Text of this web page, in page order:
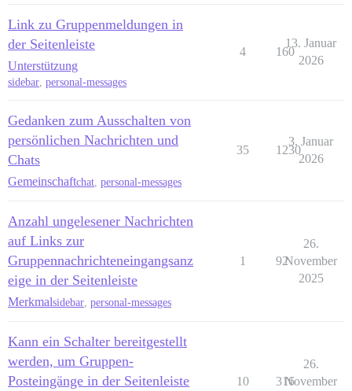
Link zu Gruppenmeldungen in
der Seitenleiste
Unterstützung
sidebar, personal-messages
4 160
13. Januar
2026
Gedanken zum Ausschalten von
persönlichen Nachrichten und
Chats
Gemeinschaftchat personal-messages
35 1230
3. Januar
2026
Anzahl ungelesener Nachrichten
auf Links zur
Gruppennachrichteneingangsanz
eige in der Seitenleiste
Merkmalsidebar personal-messages
1 92
26.
November
2025
Kann ein Schalter bereitgestellt
werden, um Gruppen-
Posteingänge in der Seitenleiste
10 316
26.
November